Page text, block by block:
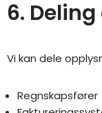
6.
Vi kan dele
Regnskapsfører